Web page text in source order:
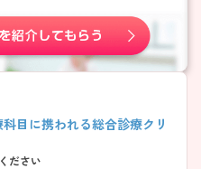
目に携われる総合診療クリ
ださい